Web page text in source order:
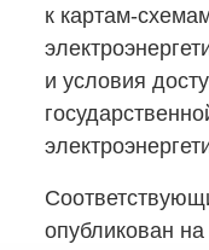
к картам-
и условия
опубликован